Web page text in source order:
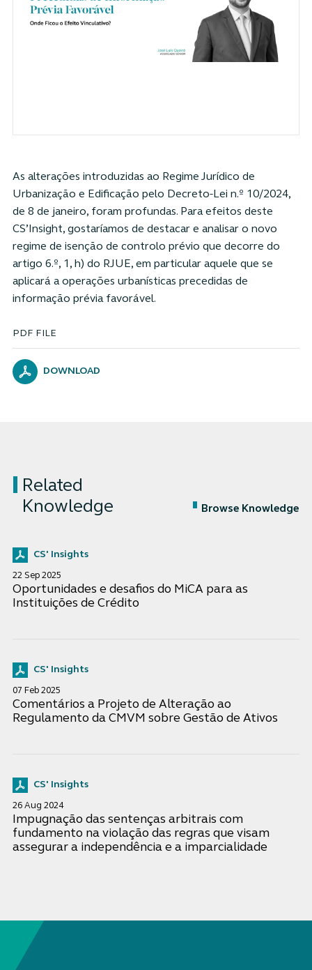
PDF FILE
DOWNLOAD
As alterações introduzidas ao Regime Jurídico de
Urbanização e Edificação pelo Decreto-Lei n.º 10/2024,
de 8 de janeiro, foram profundas. Para efeitos deste
CS’Insight, gostaríamos de destacar e analisar o novo
regime de isenção de controlo prévio que decorre do
artigo 6.º, 1, h) do RJUE, em particular aquele que se
aplicará a operações urbanísticas precedidas de
informação prévia favorável.
Related
Knowledge
Browse Knowledge
CS' Insights
22 Sep 2025
Oportunidades e desafios do MiCA para as
Instituições de Crédito
CS' Insights
07 Feb 2025
Comentários a Projeto de Alteração ao
Regulamento da CMVM sobre Gestão de Ativos
CS' Insights
26 Aug 2024
Impugnação das sentenças arbitrais com
fundamento na violação das regras que visam
assegurar a independência e a imparcialidade